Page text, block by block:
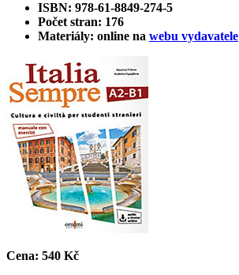
ISBN: 978-61-8849-274-5
Počet stran: 176
Materiály: online na webu vydavatele
Cena: 540 Kč